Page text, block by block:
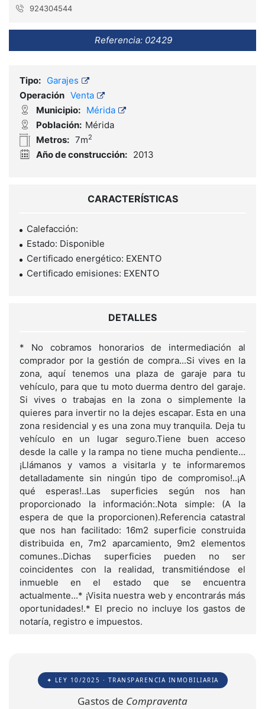
924304544
Referencia: 02429
Tipo: Garajes
Operación Venta
Municipio: Mérida
Población: Mérida
Metros: 7m2
Año de construcción: 2013
CARACTERÍSTICAS
Calefacción:
Estado: Disponible
Certificado energético: EXENTO
Certificado emisiones: EXENTO
DETALLES
* No cobramos honorarios de intermediación al
comprador por la gestión de compra...Si vives en la
zona, aquí tenemos una plaza de garaje para tu
vehículo, para que tu moto duerma dentro del garaje.
Si vives o trabajas en la zona o simplemente la
quieres para invertir no la dejes escapar. Esta en una
zona residencial y es una zona muy tranquila. Deja tu
vehículo en un lugar seguro.Tiene buen acceso
desde la calle y la rampa no tiene mucha pendiente...
¡Llámanos y vamos a visitarla y te informaremos
detalladamente sin ningún tipo de compromiso!..¡A
qué esperas!..Las superficies según nos han
proporcionado la información:.Nota simple: (A la
espera de que la proporcionen).Referencia catastral
que nos han facilitado: 16m2 superficie construida
distribuida en, 7m2 aparcamiento, 9m2 elementos
comunes..Dichas superficies pueden no ser
coincidentes con la realidad, transmitiéndose el
inmueble en el estado que se encuentra
actualmente...* ¡Visita nuestra web y encontrarás más
oportunidades!.* El precio no incluye los gastos de
notaría, registro e impuestos.
✦ LEY 10/2025 · TRANSPARENCIA INMOBILIARIA
Gastos de Compraventa